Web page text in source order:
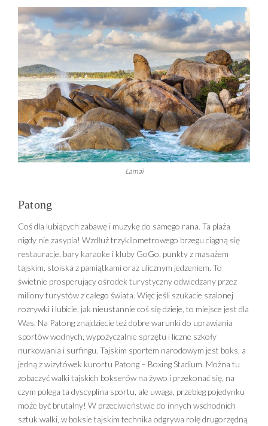
Lamai
Patong
Coś dla lubiących zabawę i muzykę do samego rana. Ta plaża
nigdy nie zasypia! Wzdłuż trzykilometrowego brzegu ciągną się
restauracje, bary karaoke i kluby GoGo, punkty z masażem
tajskim, stoiska z pamiątkami oraz ulicznym jedzeniem. To
świetnie prosperujący ośrodek turystyczny odwiedzany przez
miliony turystów z całego świata. Więc jeśli szukacie szalonej
rozrywki i lubicie, jak nieustannie coś się dzieje, to miejsce jest dla
Was. Na Patong znajdziecie też dobre warunki do uprawiania
sportów wodnych, wypożyczalnie sprzętu i liczne szkoły
nurkowania i surfingu. Tajskim sportem narodowym jest boks, a
jedną z wizytówek kurortu Patong – Boxing Stadium. Można tu
zobaczyć walki tajskich bokserów na żywo i przekonać się, na
czym polega ta dyscyplina sportu, ale uwaga, przebieg pojedynku
może być brutalny! W przeciwieństwie do innych wschodnich
sztuk walki, w boksie tajskim technika odgrywa rolę drugorzędną